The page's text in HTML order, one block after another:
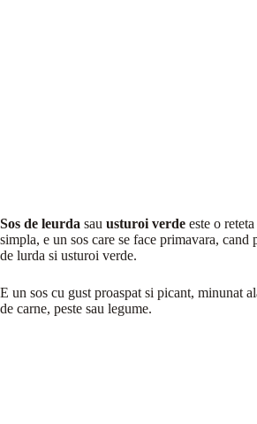
Sos de leurda sau usturoi verde este o
simpla, e un sos care se face primavara, cand
de lurda si usturoi verde.
E un sos cu gust proaspat si picant, minunat
de carne, peste sau legume.